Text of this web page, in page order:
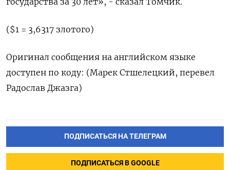
($1 = 3,6317 злотого)
Оригинал сообщения на английском языке
доступен по коду: (Марек Стшелецкий, перевел
Радослав Джазга)
ПОДПИСАТЬСЯ НА ТЕЛЕГРАМ
ПОДПИСАТЬСЯ В GOOGLE